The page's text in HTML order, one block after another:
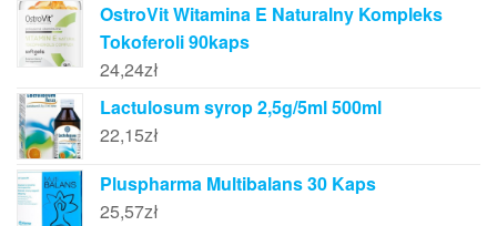
OstroVit Witamina E Naturalny Kompleks
Tokoferoli 90kaps
24,24zł
Lactulosum syrop 2,5g/5ml 500ml
22,15zł
Pluspharma Multibalans 30 Kaps
25,57zł